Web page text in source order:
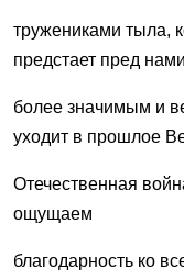
тружениками тыла,
предстает пред
более значимым и
уходит в прошлое
Отечественная
ощущаем
благодарность ко